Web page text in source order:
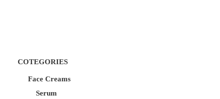
COTEGORIES
Face Creams
Serum